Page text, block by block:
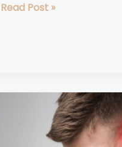
Read Post »
acouphènes :